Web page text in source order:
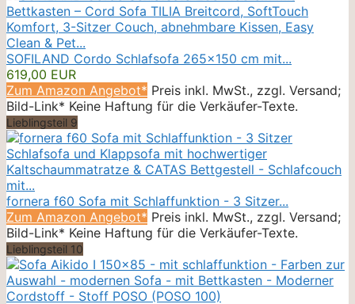
SOFILAND Cordo Schlafsofa 265×150 cm mit...
619,00 EUR
Zum Amazon Angebot* Preis inkl. MwSt., zzgl. Versand;
Bild-Link* Keine Haftung für die Verkäufer-Texte.
Lieblingsteil 9
fornera f60 Sofa mit Schlaffunktion - 3 Sitzer...
Zum Amazon Angebot* Preis inkl. MwSt., zzgl. Versand;
Bild-Link* Keine Haftung für die Verkäufer-Texte.
Lieblingsteil 10